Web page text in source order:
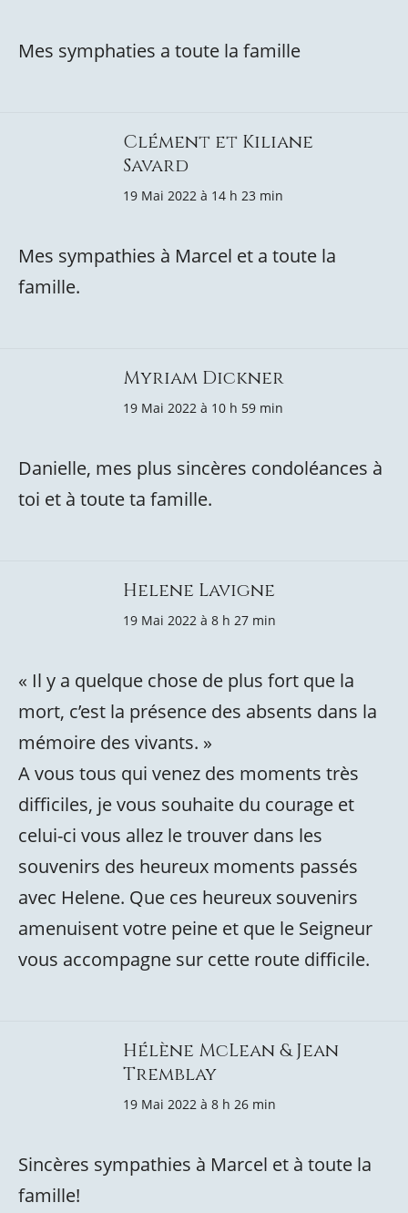
Mes symphaties a toute la famille
Clément et Kiliane
Savard
19 Mai 2022 à 14 h 23 min
Mes sympathies à Marcel et a toute la
famille.
Myriam Dickner
19 Mai 2022 à 10 h 59 min
Danielle, mes plus sincères condoléances à
toi et à toute ta famille.
Helene Lavigne
19 Mai 2022 à 8 h 27 min
« Il y a quelque chose de plus fort que la
mort, c’est la présence des absents dans la
mémoire des vivants. »
A vous tous qui venez des moments très
difficiles, je vous souhaite du courage et
celui-ci vous allez le trouver dans les
souvenirs des heureux moments passés
avec Helene. Que ces heureux souvenirs
amenuisent votre peine et que le Seigneur
vous accompagne sur cette route difficile.
Hélène McLean & Jean
Tremblay
19 Mai 2022 à 8 h 26 min
Sincères sympathies à Marcel et à toute la
famille!